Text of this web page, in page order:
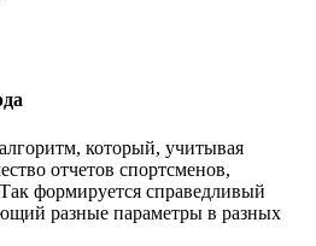
который, учитывая
отчетов спортсменов,
формируется справедливый
разные параметры в разных